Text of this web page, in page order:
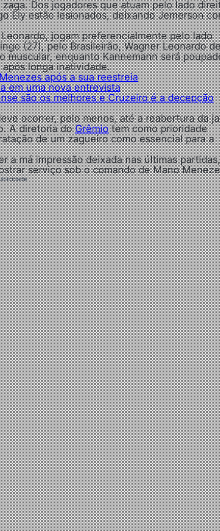
Dos jogadores que atuam pelo lado
Ely estão lesionados, deixando Jemerson
jogam preferencialmente pelo lado
(27), pelo Brasileirão, Wagner Leonardo
muscular, enquanto Kannemann será
longa inatividade.
após a sua reestreia
em uma nova entrevista
são os melhores e Cruzeiro é a decepção
ocorrer, pelo menos, até a reabertura da
A diretoria doGrêmiotem como prioridade
de um zagueiro como essencial para a
a má impressão deixada nas últimas partidas,
serviço sob o comando de Mano